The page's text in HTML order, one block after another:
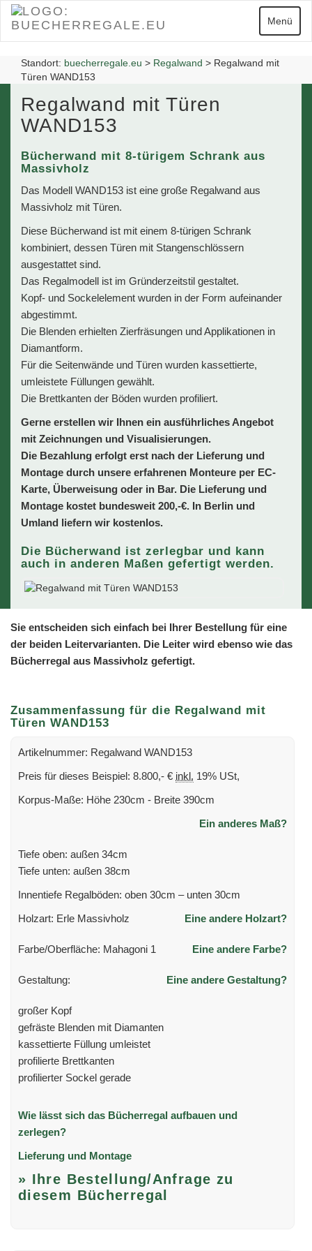
Zum
Hauptinhalt
Menü
Standort: buecherregale.eu > Regalwand > Regalwand mit
Türen WAND153
Regalwand mit Türen
WAND153
Bücherwand mit 8-türigem Schrank aus
Massivholz
Das Modell WAND153 ist eine große Regalwand aus
Massivholz mit Türen.
Diese Bücherwand ist mit einem 8-türigen Schrank
kombiniert, dessen Türen mit Stangenschlössern
ausgestattet sind.
Das Regalmodell ist im Gründerzeitstil gestaltet.
Kopf- und Sockelelement wurden in der Form aufeinander
abgestimmt.
Die Blenden erhielten Zierfräsungen und Applikationen in
Diamantform.
Für die Seitenwände und Türen wurden kassettierte,
umleistete Füllungen gewählt.
Die Brettkanten der Böden wurden profiliert.
Gerne erstellen wir Ihnen ein ausführliches Angebot
mit Zeichnungen und Visualisierungen.
Die Bezahlung erfolgt erst nach der Lieferung und
Montage durch unsere erfahrenen Monteure per EC-
Karte, Überweisung oder in Bar. Die Lieferung und
Montage kostet bundesweit 200,-€. In Berlin und
Umland liefern wir kostenlos.
Die Bücherwand ist zerlegbar und kann
auch in anderen Maßen gefertigt werden.
Sie entscheiden sich einfach bei Ihrer Bestellung für eine
der beiden Leitervarianten. Die Leiter wird ebenso wie das
Bücherregal aus Massivholz gefertigt.
Zusammenfassung für die Regalwand mit
Türen WAND153
Artikelnummer: Regalwand WAND153
Preis für dieses Beispiel: 8.800,- € inkl. 19% USt,
Korpus-Maße: Höhe 230cm - Breite 390cm
Ein anderes Maß?
Tiefe oben: außen 34cm
Tiefe unten: außen 38cm
Innentiefe Regalböden: oben 30cm – unten 30cm
Holzart: Erle Massivholz
Eine andere Holzart?
Farbe/Oberfläche: Mahagoni 1 Eine andere Farbe?
Gestaltung: Eine andere Gestaltung?
großer Kopf
gefräste Blenden mit Diamanten
kassettierte Füllung umleistet
profilierte Brettkanten
profilierter Sockel gerade
Wie lässt sich das Bücherregal aufbauen und
zerlegen?
Lieferung und Montage
» Ihre Bestellung/Anfrage zu
diesem Bücherregal